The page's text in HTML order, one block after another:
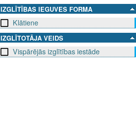
IZGLĪTĪBAS IEGUVES FORMA
Klātiene
IZGLĪTOTĀJA VEIDS
Vispārējās izglītības iestāde